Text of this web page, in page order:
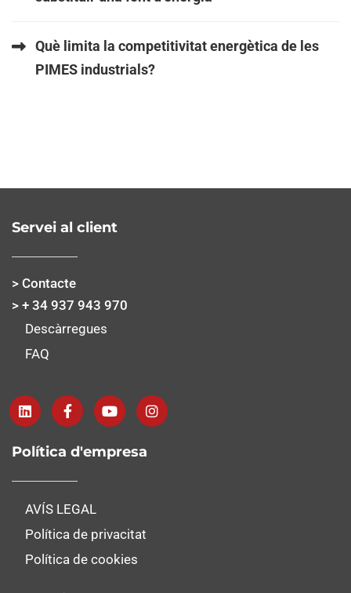
Què limita la competitivitat energètica de les
PIMES industrials?
Servei al client
> Contacte
> + 34 937 943 970
Descàrregues
FAQ
Política d'empresa
AVÍS LEGAL
Política de privacitat
Política de cookies